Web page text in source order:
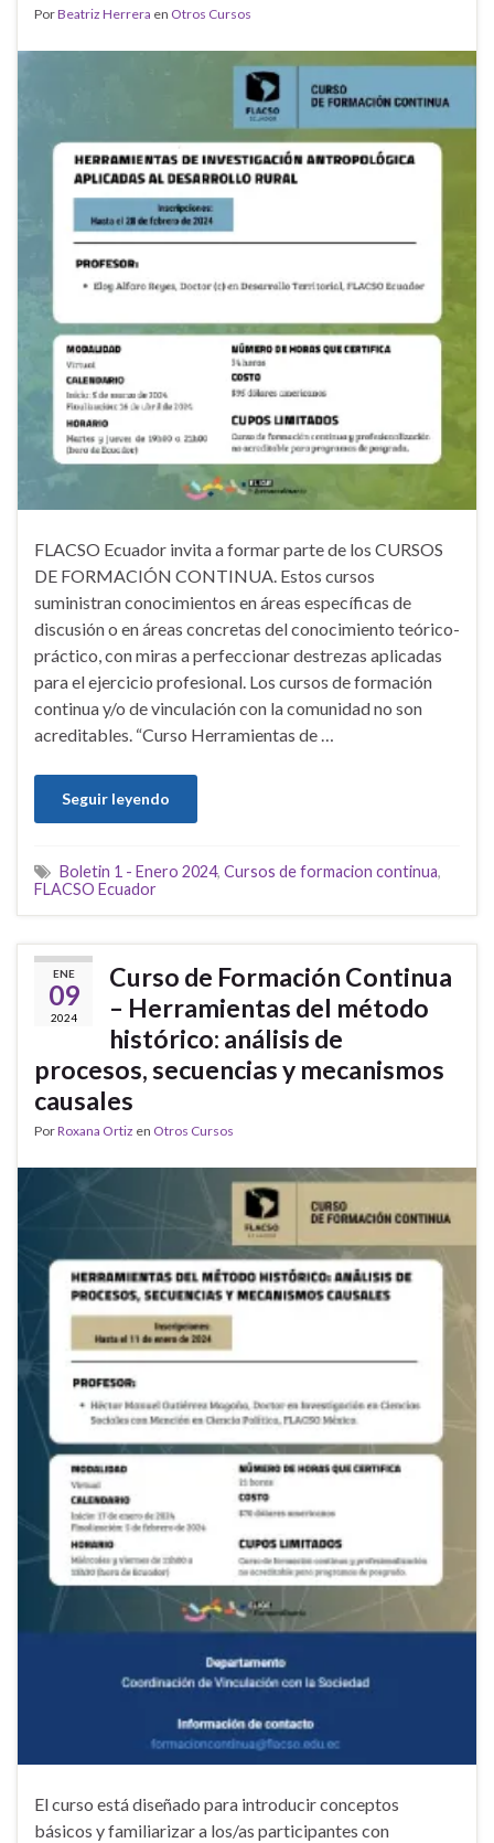
PorBeatriz Herrera en Otros Cursos
FLACSO Ecuador invita a formar parte de los CURSOS
DE FORMACIÓN CONTINUA. Estos cursos
suministran conocimientos en áreas específicas de
discusión o en áreas concretas del conocimiento teórico-
práctico, con miras a perfeccionar destrezas aplicadas
para el ejercicio profesional. Los cursos de formación
continua y/o de vinculación con la comunidad no son
acreditables. “Curso Herramientas de …
Seguir leyendo
Boletin 1 - Enero 2024, Cursos de formacion continua,
FLACSO Ecuador
ENE
09
2024
Curso de Formación Continua
– Herramientas del método
histórico: análisis de
procesos, secuencias y mecanismos
causales
PorRoxana Ortiz en Otros Cursos
El curso está diseñado para introducir conceptos
básicos y familiarizar a los/as participantes con